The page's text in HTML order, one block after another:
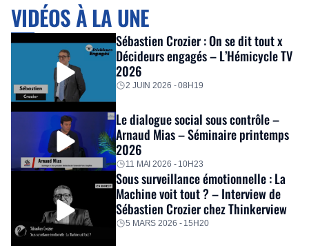
VIDÉOS À LA UNE
Sébastien Crozier : On se dit tout x
Décideurs engagés – L’Hémicycle TV
2026
2 JUIN 2026 - 08H19
Le dialogue social sous contrôle –
Arnaud Mias – Séminaire printemps
2026
11 MAI 2026 - 10H23
Sous surveillance émotionnelle : La
Machine voit tout ? – Interview de
Sébastien Crozier chez Thinkerview
5 MARS 2026 - 15H20